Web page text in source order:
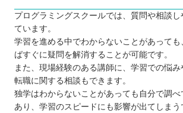
プログラミングスクールでは、質問や相談し
ています。
学習を進める中でわからないことがあって
ばすぐに疑問を解消することが可能です。
また、現場経験のある講師に、学習での悩
転職に関する相談もできます。
独学はわからないことがあっても自分で調
あり、学習のスピードにも影響が出てしまう